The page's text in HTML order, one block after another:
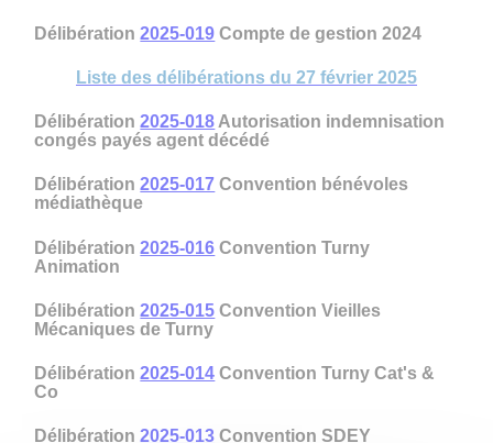
Délibération2025-019 Compte de gestion 2024
Liste des délibérations du 27 février 2025
Délibération2025-018 Autorisation indemnisation
congés payés agent décédé
Délibération2025-017 Convention bénévoles
médiathèque
Délibération2025-016 Convention Turny
Animation
Délibération2025-015 Convention Vieilles
Mécaniques de Turny
Délibération2025-014 Convention Turny Cat's &
Co
Délibération2025-013 Convention SDEY